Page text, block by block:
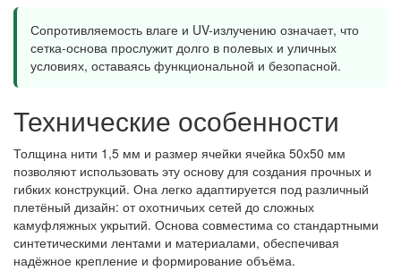
Сопротивляемость влаге и UV-излучению означает, что
сетка-основа прослужит долго в полевых и уличных
условиях, оставаясь функциональной и безопасной.
Технические особенности
Толщина нити 1,5 мм и размер ячейки ячейка 50х50 мм
позволяют использовать эту основу для создания прочных и
гибких конструкций. Она легко адаптируется под различный
плетёный дизайн: от охотничьих сетей до сложных
камуфляжных укрытий. Основа совместима со стандартными
синтетическими лентами и материалами, обеспечивая
надёжное крепление и формирование объёма.